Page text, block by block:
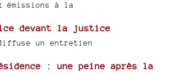
émissions à la
devant la justice
un entretien
: une peine après la